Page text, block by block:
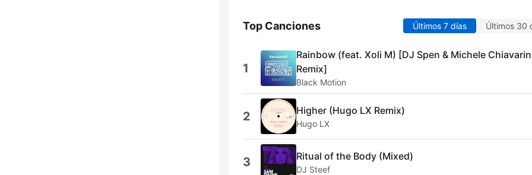
Top Canciones Últimos 7 días Últimos 30
1
Rainbow (feat. Xoli M) [DJ Spen & Michele
Remix]
Black Motion
2 Higher (Hugo LX Remix)
Hugo LX
3 Ritual of the Body (Mixed)
DJ Steef